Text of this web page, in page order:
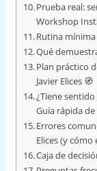
Prueba real:
Workshop
Rutina
Qué
Plan práctico
Javier Elices 🧭
¿Tiene
Guía rápida
Errores
Elices (y cómo
Caja de